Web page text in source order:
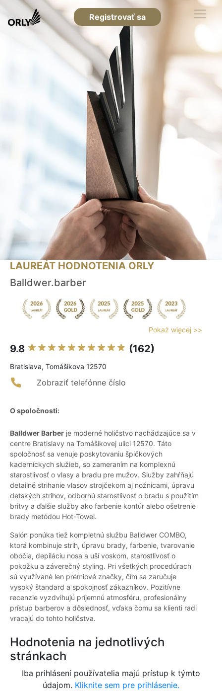
Registrovať sa
LAUREÁT HODNOTENIA ORLY
Balldwer.barber
Pokaż więcej >>
9.8 (162)
Bratislava, Tomášikova 12570
Zobraziť telefónne číslo
O spoločnosti:
Balldwer Barber je moderné holičstvo nachádzajúce sa v
centre Bratislavy na Tomášikovej ulici 12570. Táto
spoločnosť sa venuje poskytovaniu špičkových
kaderníckych služieb, so zameraním na komplexnú
starostlivosť o vlasy a bradu pre mužov. Služby zahŕňajú
detailné strihanie vlasov strojčekom aj nožnicami, úpravu
detských strihov, odbornú starostlivosť o bradu s použitím
britvy a ďalšie služby ako farbenie kontúr alebo ošetrenie
brady metódou Hot-Towel.
Salón ponúka tiež kompletnú službu Balldwer COMBO,
ktorá kombinuje strih, úpravu brady, farbenie, tvarovanie
obočia, depiláciu nosa a uší voskom, starostlivosť o
pokožku a záverečný styling. Pri všetkých procedúrach
sú využívané len prémiové značky, čím sa zaručuje
vysoký štandard a spokojnosť zákazníkov. Pozitívne
recenzie vyzdvihujú príjemnú atmosféru, profesionálny
prístup barberov a dôslednosť, vďaka čomu sa klienti radi
vracajú do tohto holičstva.
Hodnotenia na jednotlivých
stránkach
Iba prihlásení používatelia majú prístup k týmto
údajom. Kliknite sem pre prihlásenie.